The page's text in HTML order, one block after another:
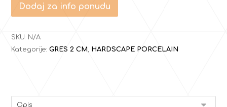
Dodaj za info ponudu
SKU: N/A
Kategorije:GRES 2 CM, HARDSCAPE PORCELAIN